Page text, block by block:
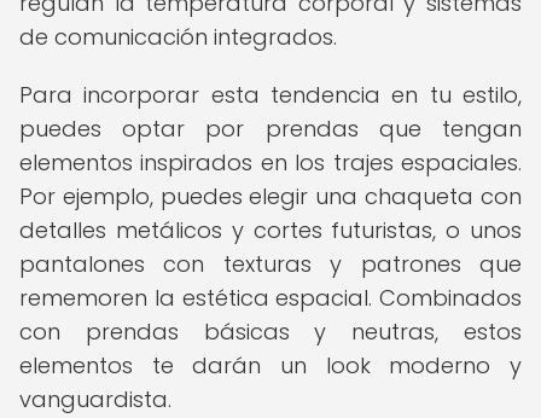
de comunicación integrados.
Para incorporar esta tendencia en tu estilo,
puedes optar por prendas que tengan
elementos inspirados en los trajes espaciales.
Por ejemplo, puedes elegir una chaqueta con
detalles metálicos y cortes futuristas, o unos
pantalones con texturas y patrones que
rememoren la estética espacial. Combinados
con prendas básicas y neutras, estos
elementos te darán un look moderno y
vanguardista.